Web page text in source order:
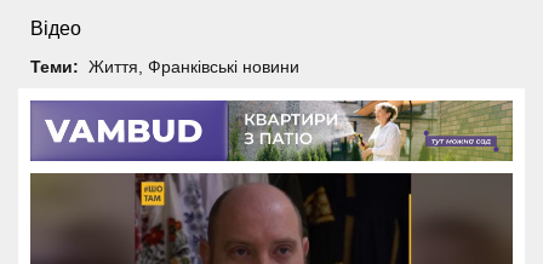
Відео
Теми: Життя Франківські новини